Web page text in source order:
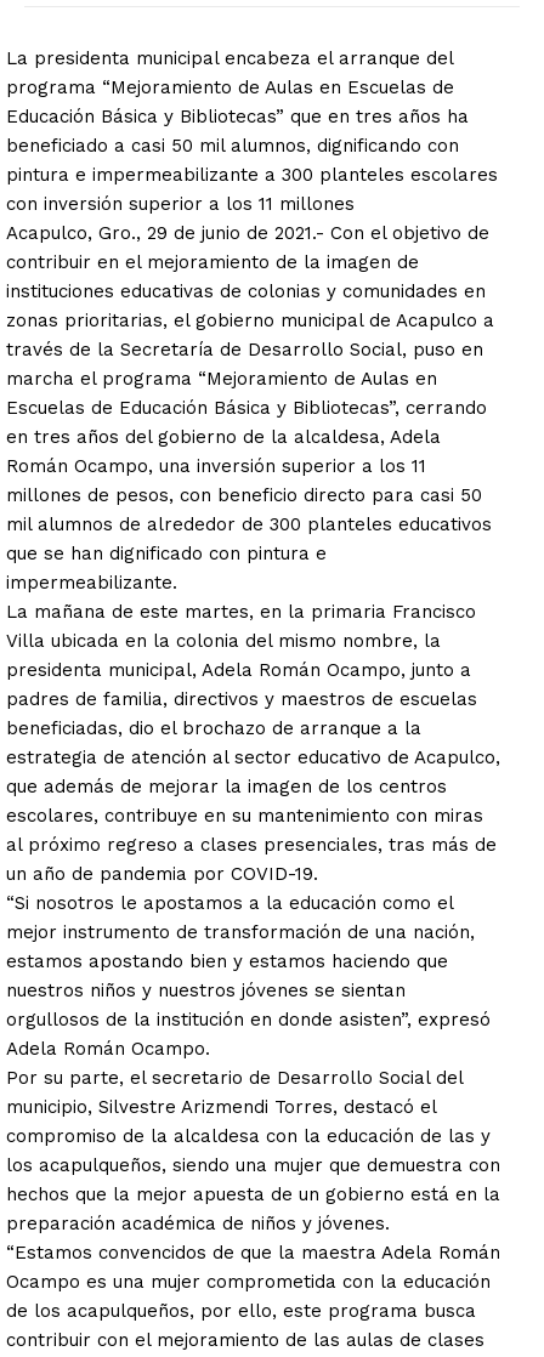
La presidenta municipal encabeza el arranque del
programa “Mejoramiento de Aulas en Escuelas de
Educación Básica y Bibliotecas” que en tres años ha
beneficiado a casi 50 mil alumnos, dignificando con
pintura e impermeabilizante a 300 planteles escolares
con inversión superior a los 11 millones
Acapulco, Gro., 29 de junio de 2021.- Con el objetivo de
contribuir en el mejoramiento de la imagen de
instituciones educativas de colonias y comunidades en
zonas prioritarias, el gobierno municipal de Acapulco a
través de la Secretaría de Desarrollo Social, puso en
marcha el programa “Mejoramiento de Aulas en
Escuelas de Educación Básica y Bibliotecas”, cerrando
en tres años del gobierno de la alcaldesa, Adela
Román Ocampo, una inversión superior a los 11
millones de pesos, con beneficio directo para casi 50
mil alumnos de alrededor de 300 planteles educativos
que se han dignificado con pintura e
impermeabilizante.
La mañana de este martes, en la primaria Francisco
Villa ubicada en la colonia del mismo nombre, la
presidenta municipal, Adela Román Ocampo, junto a
padres de familia, directivos y maestros de escuelas
beneficiadas, dio el brochazo de arranque a la
estrategia de atención al sector educativo de Acapulco,
que además de mejorar la imagen de los centros
escolares, contribuye en su mantenimiento con miras
al próximo regreso a clases presenciales, tras más de
un año de pandemia por COVID-19.
“Si nosotros le apostamos a la educación como el
mejor instrumento de transformación de una nación,
estamos apostando bien y estamos haciendo que
nuestros niños y nuestros jóvenes se sientan
orgullosos de la institución en donde asisten”, expresó
Adela Román Ocampo.
Por su parte, el secretario de Desarrollo Social del
municipio, Silvestre Arizmendi Torres, destacó el
compromiso de la alcaldesa con la educación de las y
los acapulqueños, siendo una mujer que demuestra con
hechos que la mejor apuesta de un gobierno está en la
preparación académica de niños y jóvenes.
“Estamos convencidos de que la maestra Adela Román
Ocampo es una mujer comprometida con la educación
de los acapulqueños, por ello, este programa busca
contribuir con el mejoramiento de las aulas de clases